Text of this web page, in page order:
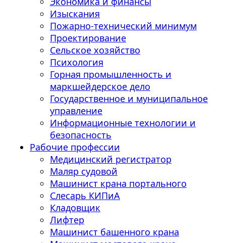
Изыскания
Пожарно-технический минимум
Проектирование
Сельское хозяйство
Психология
Горная промышленность и
маркшейдерское дело
Государственное и муниципальное
управление
Информационные технологии и
безопасность
Рабочие профессии
Медицинский регистратор
Маляр судовой
Машинист крана портального
Слесарь КИПиА
Кладовщик
Лифтер
Машинист башенного крана